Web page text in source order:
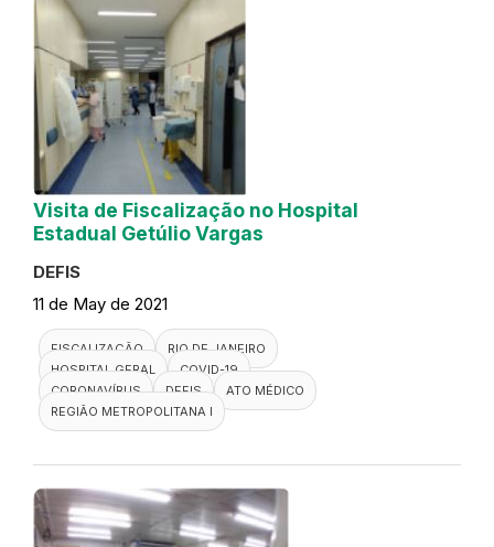
Visita de Fiscalização no Hospital
Estadual Getúlio Vargas
DEFIS
11 de May de 2021
FISCALIZAÇÃO
RIO DE JANEIRO
HOSPITAL GERAL
COVID-19
CORONAVÍRUS
DEFIS
ATO MÉDICO
REGIÃO METROPOLITANA I